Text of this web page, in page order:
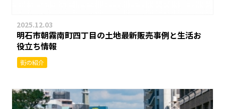
2025.12.03
明石市朝霧南町四丁目の土地最新販売事例と生活お
役立ち情報
街の紹介